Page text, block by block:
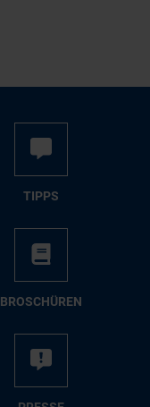
TIPPS
BRO­SCHÜ­REN